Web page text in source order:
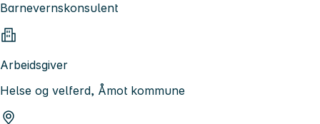
Barnevernskonsulent
Arbeidsgiver
Helse og velferd, Åmot kommune